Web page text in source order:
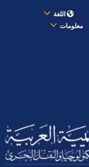
اللغة
معلومات